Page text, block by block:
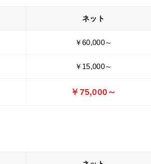
ネット
￥60,000～
￥15,000～
￥75,000～